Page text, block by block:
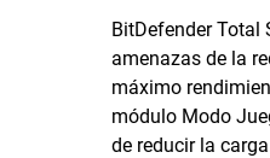
BitDefender
amenazas de la
máximo
módulo Modo
de reducir la